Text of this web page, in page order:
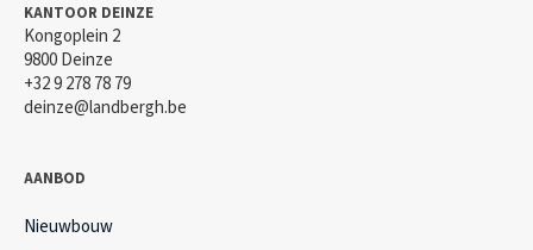
KANTOOR DEINZE
Kongoplein 2
9800 Deinze
+32 9 278 78 79
deinze@landbergh.be
AANBOD
Nieuwbouw